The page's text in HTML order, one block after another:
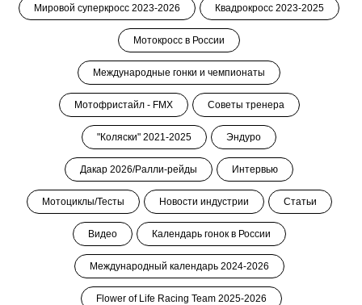
Мировой суперкросс 2023-2026 Квадрокросс 2023-2025
Мотокросс в России
Международные гонки и чемпионаты
Мотофристайл - FMX Советы тренера
"Коляски" 2021-2025 Эндуро
Дакар 2026/Ралли-рейды Интервью
Мотоциклы/Тесты Новости индустрии Статьи
Видео Календарь гонок в России
Международный календарь 2024-2026
Flower of Life Racing Team 2025-2026